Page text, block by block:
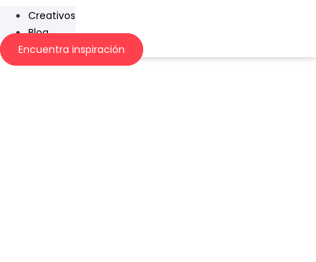
Creativos
Blog
Encuentra inspiración